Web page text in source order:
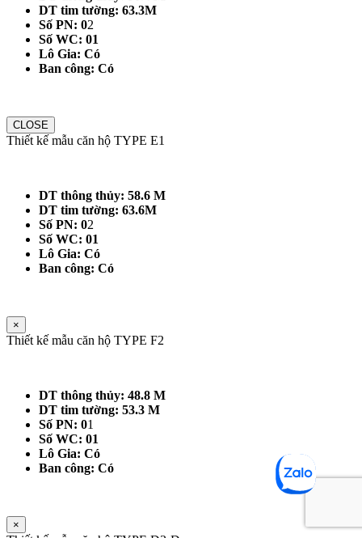
DT tim tường: 63.3M
Số PN: 02
Số WC: 01
Lô Gia: Có
Ban công: Có
CLOSE
Thiết kế mẫu căn hộ TYPE E1
DT thông thủy: 58.6 M
DT tim tường: 63.6M
Số PN: 02
Số WC: 01
Lô Gia: Có
Ban công: Có
×
Thiết kế mẫu căn hộ TYPE F2
DT thông thủy: 48.8 M
DT tim tường: 53.3 M
Số PN: 01
Số WC: 01
Lô Gia: Có
Ban công: Có
×